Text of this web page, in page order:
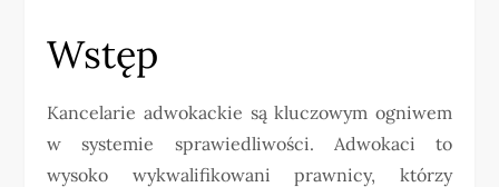
Wstęp
Kancelarie adwokackie są kluczowym ogniwem
w systemie sprawiedliwości. Adwokaci to
wysoko wykwalifikowani prawnicy, którzy